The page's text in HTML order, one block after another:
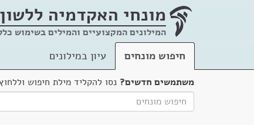
מונחי האקדמיה
המילונים המקצועיים והמילים בשימוש
חיפוש מונחים עיון במילונים
משתמשים חדשים? נסו להקליד מילת חיפוש